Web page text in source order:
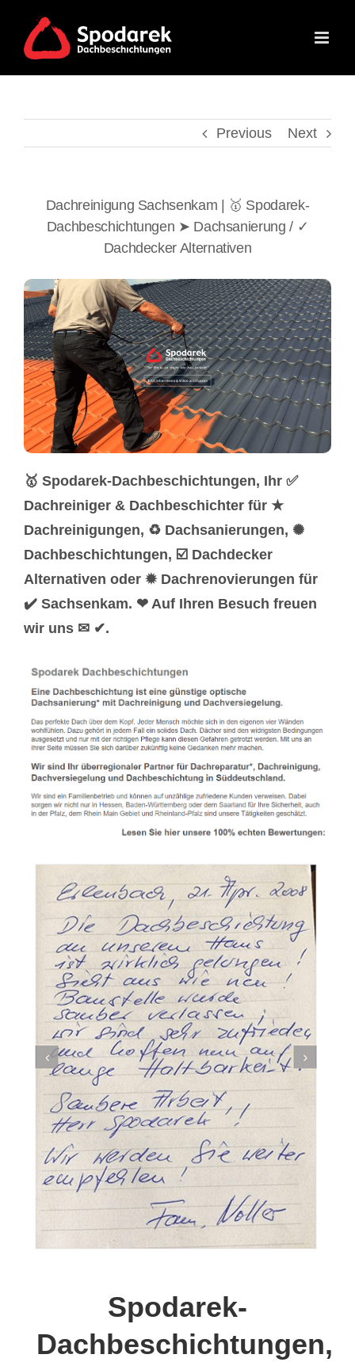
content
Previous Next
Dachreinigung Sachsenkam | 🥇 Spodarek-
Dachbeschichtungen ➤ Dachsanierung / ✓
Dachdecker Alternativen
🥇 Spodarek-Dachbeschichtungen, Ihr ✅
Dachreiniger & Dachbeschichter für ★
Dachreinigungen, ♻ Dachsanierungen, ✺
Dachbeschichtungen, ☑️ Dachdecker
Alternativen oder ✹ Dachrenovierungen für
✔️ Sachsenkam. ❤ Auf Ihren Besuch freuen
wir uns ✉ ✔.
Spodarek-
Dachbeschichtungen,